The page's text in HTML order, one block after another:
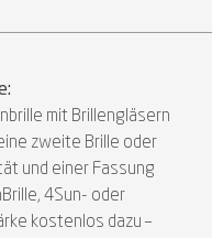
mit Brillengläsern
zweite Brille oder
und einer Fassung
4Sun- oder
kostenlos dazu –